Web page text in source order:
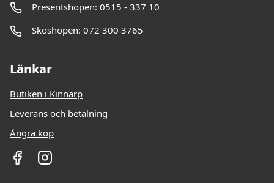
Presentshopen: 0515 - 337 10
Skoshopen: 072 300 3765
Länkar
Butiken i Kinnarp
Leverans och betalning
Ångra köp